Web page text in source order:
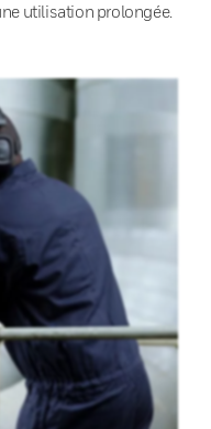
utilisation prolongée.